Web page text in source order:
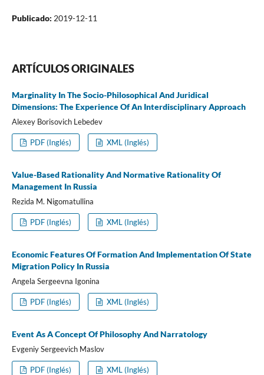
Publicado: 2019-12-11
ARTÍCULOS ORIGINALES
Marginality In The Socio-Philosophical And Juridical
Dimensions: The Experience Of An Interdisciplinary Approach
Alexey Borisovich Lebedev
PDF (Inglés) XML (Inglés)
Value-Based Rationality And Normative Rationality Of
Management In Russia
Rezida M. Nigomatullina
PDF (Inglés) XML (Inglés)
Economic Features Of Formation And Implementation Of State
Migration Policy In Russia
Angela Sergeevna Igonina
PDF (Inglés) XML (Inglés)
Event As A Concept Of Philosophy And Narratology
Evgeniy Sergeevich Maslov
PDF (Inglés) XML (Inglés)